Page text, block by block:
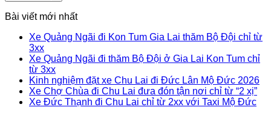
Bài viết mới nhất
Xe Quảng Ngãi đi Kon Tum Gia Lai thăm Bộ Đội chỉ từ
3xx
Xe Quảng Ngãi đi thăm Bộ Đội ở Gia Lai Kon Tum chỉ
từ 3xx
Kinh nghiệm đặt xe Chu Lai đi Đức Lân Mộ Đức 2026
Xe Chợ Chùa đi Chu Lai đưa đón tận nơi chỉ từ “2 xị”
Xe Đức Thạnh đi Chu Lai chỉ từ 2xx với Taxi Mộ Đức